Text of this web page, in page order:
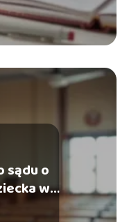
sądu o
w